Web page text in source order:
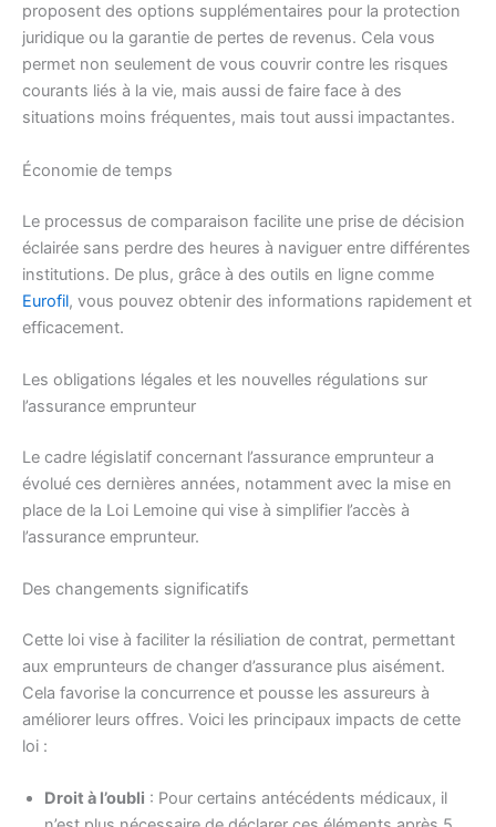
proposent des options supplémentaires pour la protection
juridique ou la garantie de pertes de revenus. Cela vous
permet non seulement de vous couvrir contre les risques
courants liés à la vie, mais aussi de faire face à des
situations moins fréquentes, mais tout aussi impactantes.
Économie de temps
Le processus de comparaison facilite une prise de décision
éclairée sans perdre des heures à naviguer entre différentes
institutions. De plus, grâce à des outils en ligne comme
Eurofil, vous pouvez obtenir des informations rapidement et
efficacement.
Les obligations légales et les nouvelles régulations sur
l’assurance emprunteur
Le cadre législatif concernant l’assurance emprunteur a
évolué ces dernières années, notamment avec la mise en
place de la Loi Lemoine qui vise à simplifier l’accès à
l’assurance emprunteur.
Des changements significatifs
Cette loi vise à faciliter la résiliation de contrat, permettant
aux emprunteurs de changer d’assurance plus aisément.
Cela favorise la concurrence et pousse les assureurs à
améliorer leurs offres. Voici les principaux impacts de cette
loi :
Droit à l’oubli : Pour certains antécédents médicaux, il